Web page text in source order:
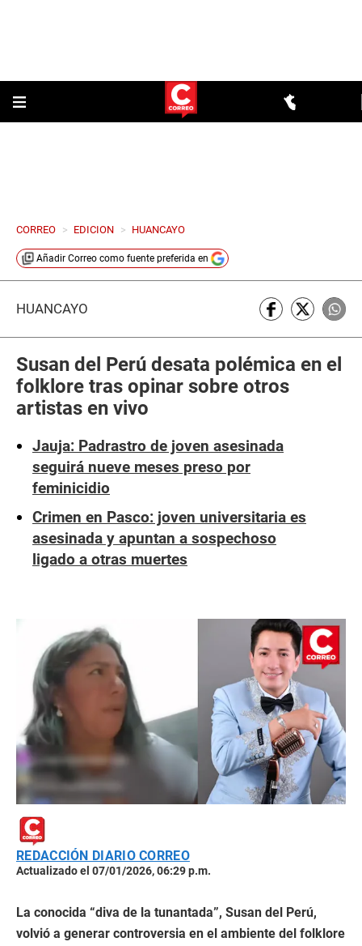
CORREO > EDICION > HUANCAYO
Añadir Correo como fuente preferida en
HUANCAYO
Susan del Perú desata polémica en el
folklore tras opinar sobre otros
artistas en vivo
Jauja: Padrastro de joven asesinada
seguirá nueve meses preso por
feminicidio
Crimen en Pasco: joven universitaria es
asesinada y apuntan a sospechoso
ligado a otras muertes
REDACCIÓN DIARIO CORREO
Actualizado el 07/01/2026, 06:29 p.m.
La conocida “diva de la tunantada”, Susan del Perú,
volvió a generar controversia en el ambiente del folklore